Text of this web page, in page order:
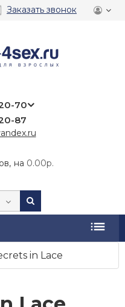
Заказать звонок
70
87
на 0.00р.
in Lace